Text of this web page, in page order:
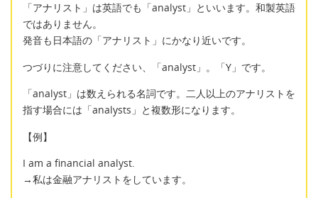
「アナリスト」は英語でも「analyst」といいます。和製英語
ではありません。
発音も日本語の「アナリスト」にかなり近いです。
つづりに注意してください、「analyst」。「Y」です。
「analyst」は数えられる名詞です。二人以上のアナリストを
指す場合には「analysts」と複数形になります。
【例】
I am a financial analyst.
→私は金融アナリストをしています。